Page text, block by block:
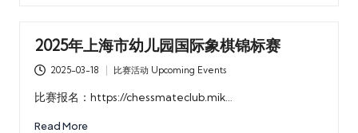
2025年上海市幼儿园国际象棋锦标赛
2025-03-18
Posted
in
比赛活动 Upcoming Events
比赛报名：https://chessmateclub.mik…
Read More